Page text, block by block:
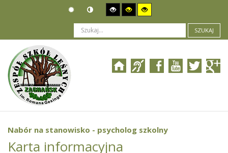
SZUKAJ
Jesteś tutaj: Ogłoszenia
Nabór na stanowisko - psycholog szkolny
Nabór na stanowisko - psycholog szkolny
Karta informacyjna